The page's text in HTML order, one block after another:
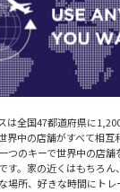
は全国47都道府県に
界中の店舗がすべて相互
つのキーで世界中の店
す。家の近くはもちろ
場所、好きな時間にトレ